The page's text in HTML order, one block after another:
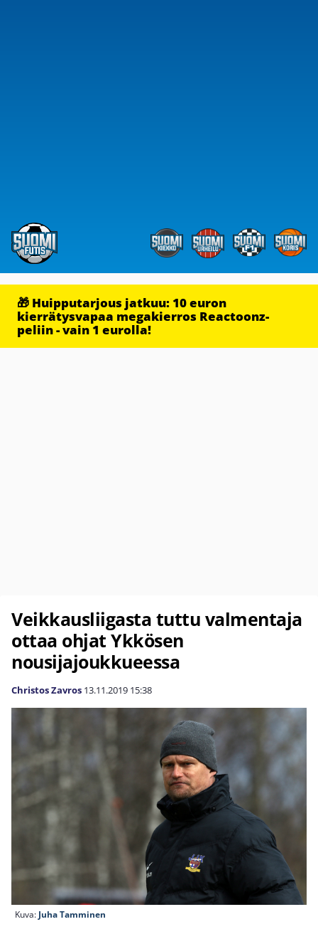
🎁 Huipputarjous jatkuu: 10 euron
kierrätysvapaa megakierros Reactoonz-
peliin - vain 1 eurolla!
Veikkausliigasta tuttu valmentaja
ottaa ohjat Ykkösen
nousijajoukkueessa
Christos Zavros 13.11.2019 15:38
Kuva: Juha Tamminen